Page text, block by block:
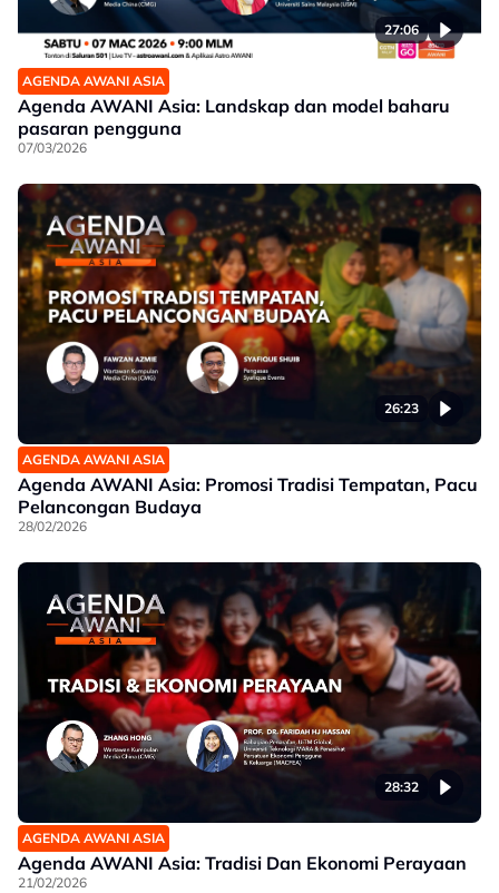
27:06
AGENDA AWANI ASIA
Agenda AWANI Asia: Landskap dan model baharu
pasaran pengguna
07/03/2026
26:23
AGENDA AWANI ASIA
Agenda AWANI Asia: Promosi Tradisi Tempatan, Pacu
Pelancongan Budaya
28/02/2026
28:32
AGENDA AWANI ASIA
Agenda AWANI Asia: Tradisi Dan Ekonomi Perayaan
21/02/2026